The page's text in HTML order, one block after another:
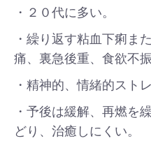
・２０代に多い。
・繰り返す粘血下痢ま
痛、裏急後重、食欲不
・精神的、情緒的スト
・予後は緩解、再燃を
どり、治癒しにくい。